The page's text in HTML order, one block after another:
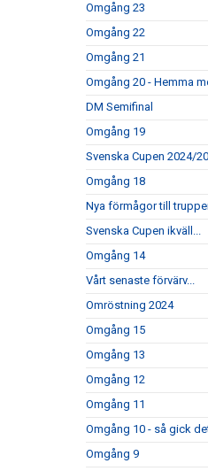
Omgång 23
Omgång 22
Omgång 21
Omgång 20 - Hemma
DM Semifinal
Omgång 19
Svenska Cupen 2024/
Omgång 18
Nya förmågor till
Svenska Cupen ikväll...
Omgång 14
Vårt senaste förvärv...
Omröstning 2024
Omgång 15
Omgång 13
Omgång 12
Omgång 11
Omgång 10 - så gick
Omgång 9